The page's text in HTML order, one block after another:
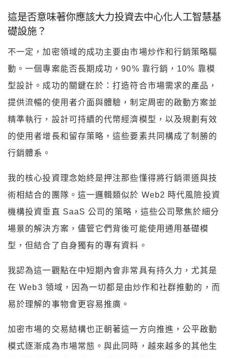
這是否意味著你應該大力投資去中心化人工智慧基
礎設施？
不一定，加密領域的成功主要由市場炒作和行銷策略驅
動。一個專案能否長期成功，90% 靠行銷，10% 靠模
型設計。成功的關鍵在於：打造符合市場需求的產品，
提供流暢的使用者介面與體驗，制定周密的啟動方案並
精準執行，設計可持續的代幣經濟模型，以及規劃有效
的使用者增長和留存策略，這些要素共同構成了制勝的
行銷體系。
我的核心投資理念始終是押注那些懂得將行銷渠道與技
術相結合的團隊。這一邏輯類似於 Web2 時代風險投資
機構投資垂直 SaaS 公司的策略，這些公司聚焦於細分
場景的解決方案，儘管它們背後可能使用通用基礎模
型，但結合了自身獨有的專有資料。
我認為這一觀點在中短期內會非常具有持久力，尤其是
在 Web3 領域，因為一切都是由炒作和社群推動的，而
易於理解的事物會更容易推廣。
加密市場的交易結構也正朝著這一方向推進，公平啟動
模式逐漸成為市場常態。與此同時，越來越多的其他生